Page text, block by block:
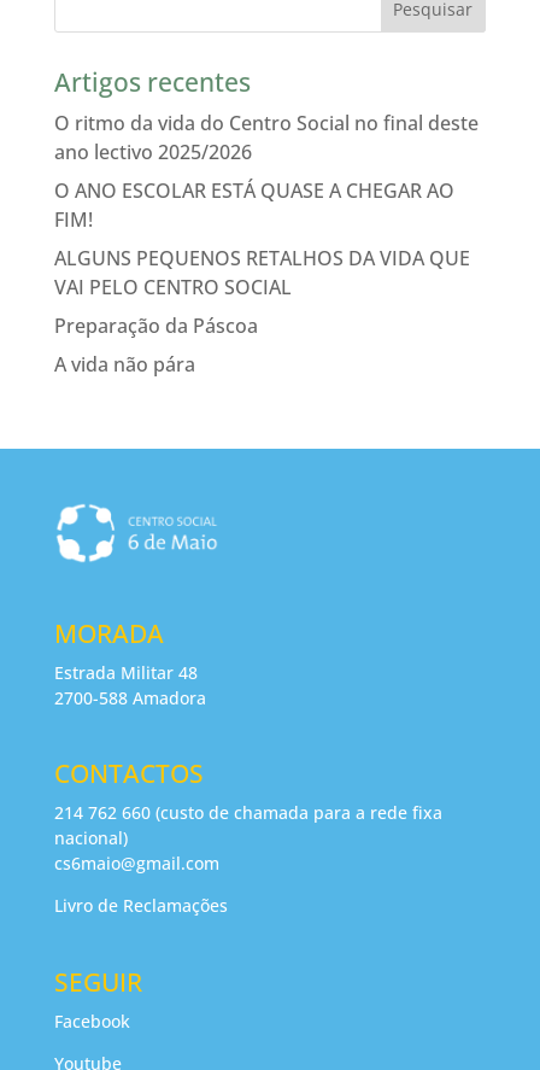
Artigos recentes
O ritmo da vida do Centro Social no final deste
ano lectivo 2025/2026
O ANO ESCOLAR ESTÁ QUASE A CHEGAR AO
FIM!
ALGUNS PEQUENOS RETALHOS DA VIDA QUE
VAI PELO CENTRO SOCIAL
Preparação da Páscoa
A vida não pára
MORADA
Estrada Militar 48
2700-588 Amadora
CONTACTOS
214 762 660 (custo de chamada para a rede fixa
nacional)
cs6maio@gmail.com
Livro de Reclamações
SEGUIR
Facebook
Youtube